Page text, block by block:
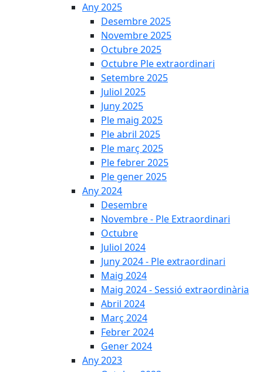
Any 2025
Desembre 2025
Novembre 2025
Octubre 2025
Octubre Ple extraordinari
Setembre 2025
Juliol 2025
Juny 2025
Ple maig 2025
Ple abril 2025
Ple març 2025
Ple febrer 2025
Ple gener 2025
Any 2024
Desembre
Novembre - Ple Extraordinari
Octubre
Juliol 2024
Juny 2024 - Ple extraordinari
Maig 2024
Maig 2024 - Sessió extraordinària
Abril 2024
Març 2024
Febrer 2024
Gener 2024
Any 2023